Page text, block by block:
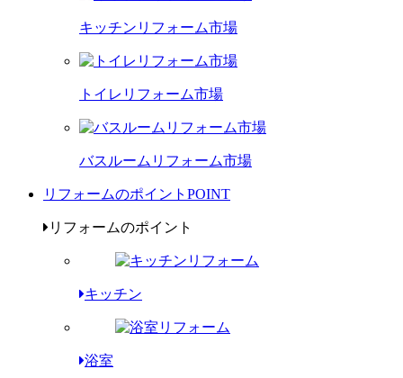
キッチンリフォーム市場
トイレリフォーム市場
バスルームリフォーム市場
リフォームのポイント POINT
リフォームのポイント
キッチン
浴室